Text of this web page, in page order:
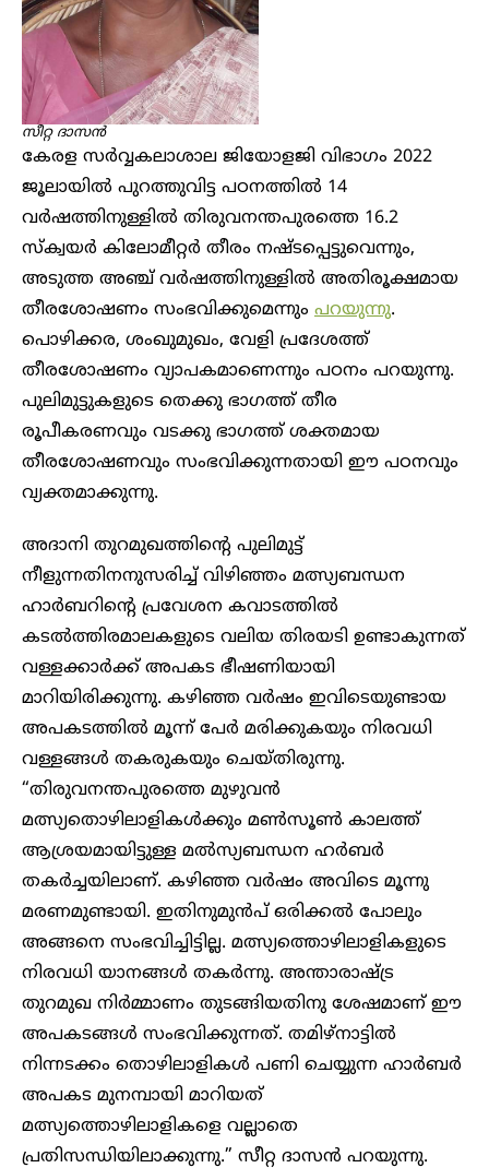
സീറ്റ ദാസൻ
കേരള സർവ്വകലാശാല ജിയോളജി വിഭാഗം 2022
ജൂലായിൽ പുറത്തുവിട്ട പഠനത്തിൽ 14
വർഷത്തിനുള്ളിൽ തിരുവനന്തപുരത്തെ 16.2
സ്‌ക്വയർ കിലോമീറ്റർ തീരം നഷ്ടപ്പെട്ടുവെന്നും,
അടുത്ത അഞ്ച് വർഷത്തിനുള്ളിൽ അതിരൂക്ഷമായ
തീരശോഷണം സംഭവിക്കുമെന്നും പറയുന്നു.
പൊഴിക്കര, ശംഖുമുഖം, വേളി പ്രദേശത്ത്
തീരശോഷണം വ്യാപകമാണെന്നും പഠനം പറയുന്നു.
പുലിമുട്ടുകളുടെ തെക്കു ഭാഗത്ത് തീര
രൂപീകരണവും വടക്കു ഭാഗത്ത് ശക്തമായ
തീരശോഷണവും സംഭവിക്കുന്നതായി ഈ പഠനവും
വ്യക്തമാക്കുന്നു.
അദാനി തുറമുഖത്തിന്റെ പുലിമുട്ട്
നീളുന്നതിനനുസരിച്ച് വിഴിഞ്ഞം മത്സ്യബന്ധന
ഹാർബറിന്റെ പ്രവേശന കവാടത്തിൽ
കടൽത്തിരമാലകളുടെ വലിയ തിരയടി ഉണ്ടാകുന്നത്
വള്ളക്കാർക്ക് അപകട ഭീഷണിയായി
മാറിയിരിക്കുന്നു. കഴിഞ്ഞ വർഷം ഇവിടെയുണ്ടായ
അപകടത്തിൽ മൂന്ന് പേർ മരിക്കുകയും നിരവധി
വള്ളങ്ങൾ തകരുകയും ചെയ്തിരുന്നു.
“തിരുവനന്തപുരത്തെ മുഴുവൻ
മത്സ്യതൊഴിലാളികൾക്കും മൺസൂൺ കാലത്ത്
ആശ്രയമായിട്ടുള്ള മൽസ്യബന്ധന ഹർബർ
തകർച്ചയിലാണ്. കഴിഞ്ഞ വർഷം അവിടെ മൂന്നു
മരണമുണ്ടായി. ഇതിനുമുൻപ് ഒരിക്കൽ പോലും
അങ്ങനെ സംഭവിച്ചിട്ടില്ല. മത്സ്യത്തൊഴിലാളികളുടെ
നിരവധി യാനങ്ങൾ തകർന്നു. അന്താരാഷ്ട്ര
തുറമുഖ നിർമ്മാണം തുടങ്ങിയതിനു ശേഷമാണ് ഈ
അപകടങ്ങൾ സംഭവിക്കുന്നത്. തമിഴ്‌നാട്ടിൽ
നിന്നടക്കം തൊഴിലാളികൾ പണി ചെയ്യുന്ന ഹാർബർ
അപകട മുനമ്പായി മാറിയത്
മത്സ്യത്തൊഴിലാളികളെ വല്ലാതെ
പ്രതിസന്ധിയിലാക്കുന്നു.” സീറ്റ ദാസൻ പറയുന്നു.